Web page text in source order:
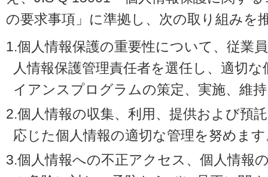
の要求事項」に準拠し、次の取り組みを
1.個人情報保護の重要性について、従業
人情報保護管理責任者を選任し、適切
イアンスプログラムの策定、実施、維
2.個人情報の収集、利用、提供および預
応じた個人情報の適切な管理を努めま
3.個人情報への不正アクセス、個人情報